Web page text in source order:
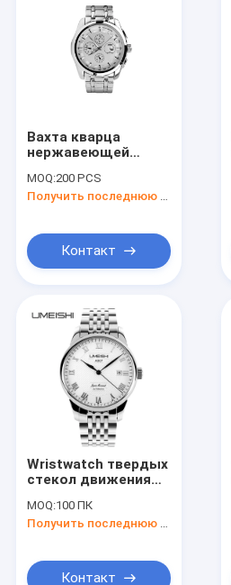
Вахта кварца
нержавеющей
MOQ:200 PCS
Контакт
Wristwatch твердых
стекол движения
японский для
бизнесмена
MOQ:100 ПК
Контакт